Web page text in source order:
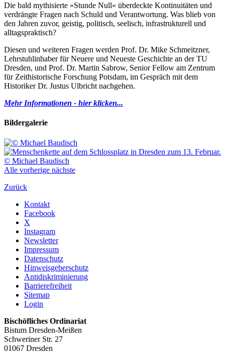
Die bald mythisierte »Stunde Null« überdeckte Kontinuitäten und
verdrängte Fragen nach Schuld und Verantwortung. Was blieb von
den Jahren zuvor, geistig, politisch, seelisch, infrastrukturell und
alltagspraktisch?
Diesen und weiteren Fragen werden Prof. Dr. Mike Schmeitzner,
Lehrstuhlinhaber für Neuere und Neueste Geschichte an der TU
Dresden, und Prof. Dr. Martin Sabrow, Senior Fellow am Zentrum
für Zeithistorische Forschung Potsdam, im Gespräch mit dem
Historiker Dr. Justus Ulbricht nachgehen.
Mehr Informationen - hier klicken...
Bildergalerie
Alle vorherige nächste
Zurück
Kontakt
Facebook
X
Instagram
Newsletter
Impressum
Datenschutz
Hinweisgeberschutz
Antidiskriminierung
Barrierefreiheit
Sitemap
Login
Bischöfliches Ordinariat
Bistum Dresden-Meißen
Schweriner Str. 27
01067 Dresden